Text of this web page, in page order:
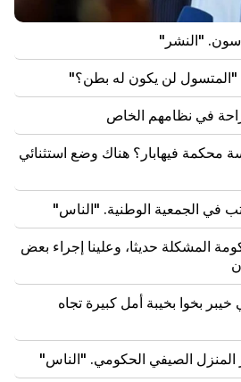
خطوط الحافلات في يريفان
الطريقة، لأنهم لا ينجحون في ذلك
و"إينادو" لتير بيتروسيان. هذه
(فيديو)
ترامب يختار خليفته
"النشر"
"المتسول لن يكون له بطن؟"
في نظامهم الخاص
محكمة فيهابار؟ هناك وضع استثنائي
في الجمعية الوطنية. "الناس"
المشكلة حديثا، وعلينا إجراء بعض
بخوا بخيبة أمل كبيرة تجاه
المنزل الصيفي الحكومي. "الناس"